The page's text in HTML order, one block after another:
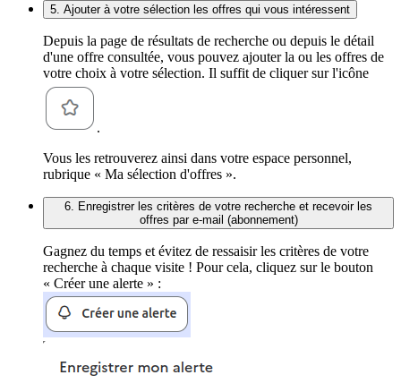
5. Ajouter à votre sélection les offres qui vous intéressent
Depuis la page de résultats de recherche ou depuis le détail
d'une offre consultée, vous pouvez ajouter la ou les offres de
votre choix à votre sélection. Il suffit de cliquer sur l'icône
.
Vous les retrouverez ainsi dans votre espace personnel,
rubrique « Ma sélection d'offres ».
6. Enregistrer les critères de votre recherche et recevoir les
offres par e-mail (abonnement)
Gagnez du temps et évitez de ressaisir les critères de votre
recherche à chaque visite ! Pour cela, cliquez sur le bouton
« Créer une alerte » :